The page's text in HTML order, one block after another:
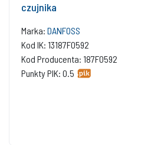
czujnika
Marka: DANFOSS
Kod IK: 13187F0592
Kod Producenta: 187F0592
Punkty PIK: 0.5